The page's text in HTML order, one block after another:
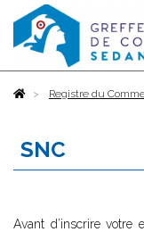
AccueilRegistre du
SNC
Avant d’inscrire votre